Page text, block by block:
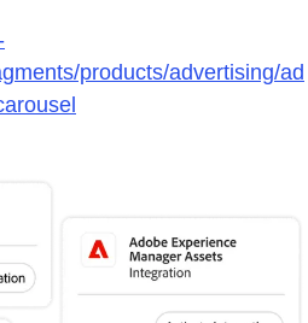
products/advertising/ad